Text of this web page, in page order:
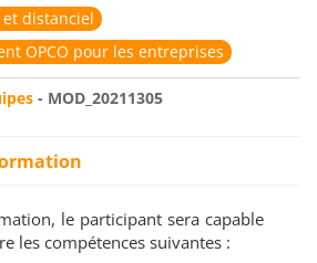
distanciel
OPCO pour les entreprises
- MOD_20211305
le participant sera capable
les compétences suivantes :